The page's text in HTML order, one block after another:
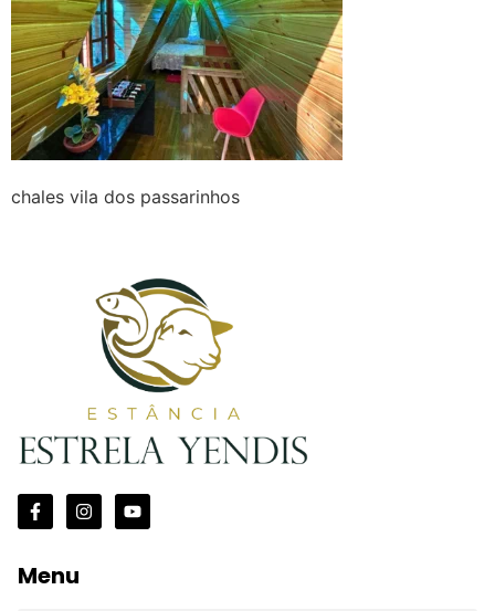
chales vila dos passarinhos
Menu